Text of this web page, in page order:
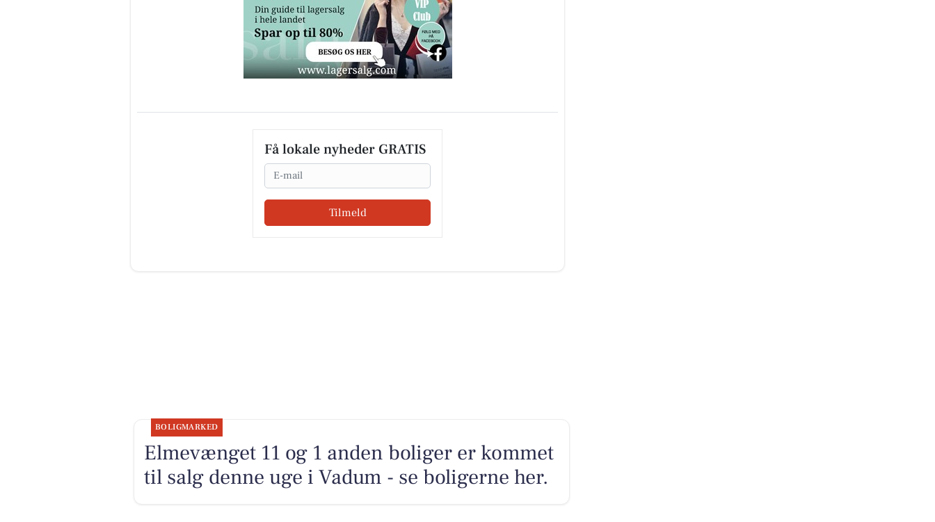
Få lokale nyheder GRATIS
Email
Tilmeld
BOLIGMARKED
Elmevænget 11 og 1 anden boliger er kommet
til salg denne uge i Vadum - se boligerne her.